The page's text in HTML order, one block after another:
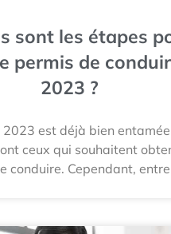
sont les étapes
permis de
2023 ?
2023 est déjà bien
ceux qui souhaitent
conduire. Cependant,